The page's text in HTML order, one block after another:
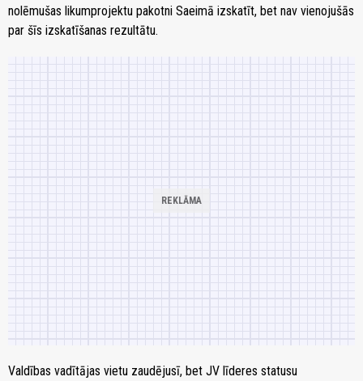
nolēmušas likumprojektu pakotni Saeimā izskatīt, bet nav vienojušās
par šīs izskatīšanas rezultātu.
Valdības vadītājas vietu zaudējusī, bet JV līderes statusu